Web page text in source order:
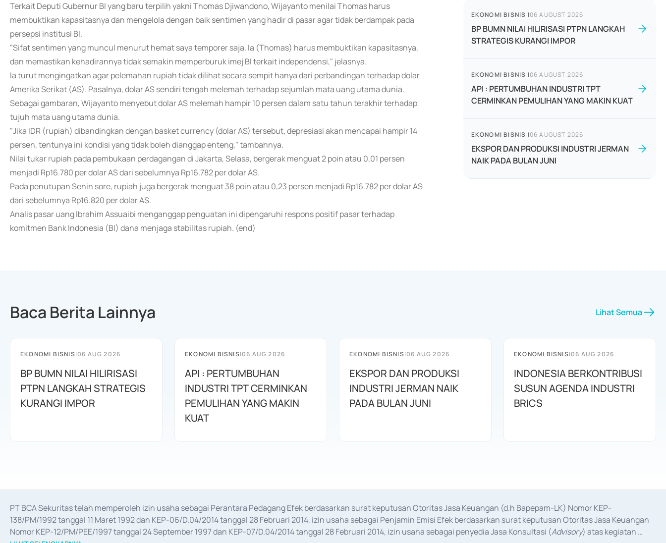
Terkait Deputi Gubernur BI yang baru terpilih yakni Thomas Djiwandono, Wijayanto menilai Thomas harus
membuktikan kapasitasnya dan mengelola dengan baik sentimen yang hadir di pasar agar tidak berdampak pada
persepsi institusi BI.
"Sifat sentimen yang muncul menurut hemat saya temporer saja. Ia (Thomas) harus membuktikan kapasitasnya,
dan memastikan kehadirannya tidak semakin memperburuk imej BI terkait independensi," jelasnya.
Ia turut mengingatkan agar pelemahan rupiah tidak dilihat secara sempit hanya dari perbandingan terhadap dolar
Amerika Serikat (AS). Pasalnya, dolar AS sendiri tengah melemah terhadap sejumlah mata uang utama dunia.
Sebagai gambaran, Wijayanto menyebut dolar AS melemah hampir 10 persen dalam satu tahun terakhir terhadap
tujuh mata uang utama dunia.
"Jika IDR (rupiah) dibandingkan dengan basket currency (dolar AS) tersebut, depresiasi akan mencapai hampir 14
persen, tentunya ini kondisi yang tidak boleh dianggap enteng," tambahnya.
Nilai tukar rupiah pada pembukaan perdagangan di Jakarta, Selasa, bergerak menguat 2 poin atau 0,01 persen
menjadi Rp16.780 per dolar AS dari sebelumnya Rp16.782 per dolar AS.
Pada penutupan Senin sore, rupiah juga bergerak menguat 38 poin atau 0,23 persen menjadi Rp16.782 per dolar AS
dari sebelumnya Rp16.820 per dolar AS.
Analis pasar uang Ibrahim Assuaibi menganggap penguatan ini dipengaruhi respons positif pasar terhadap
komitmen Bank Indonesia (BI) dana menjaga stabilitas rupiah. (end)
EKONOMI BISNIS |06 AUGUST 2026
BP BUMN NILAI HILIRISASI PTPN LANGKAH
STRATEGIS KURANGI IMPOR
EKONOMI BISNIS |06 AUGUST 2026
API : PERTUMBUHAN INDUSTRI TPT
CERMINKAN PEMULIHAN YANG MAKIN KUAT
EKONOMI BISNIS |06 AUGUST 2026
EKSPOR DAN PRODUKSI INDUSTRI JERMAN
NAIK PADA BULAN JUNI
Baca Berita Lainnya Lihat Semua
EKONOMI BISNIS|06 AUG 2026
BP BUMN NILAI HILIRISASI
PTPN LANGKAH STRATEGIS
KURANGI IMPOR
EKONOMI BISNIS|06 AUG 2026
API : PERTUMBUHAN
INDUSTRI TPT CERMINKAN
PEMULIHAN YANG MAKIN
KUAT
EKONOMI BISNIS|06 AUG 2026
EKSPOR DAN PRODUKSI
INDUSTRI JERMAN NAIK
PADA BULAN JUNI
EKONOMI BISNIS|06 AUG 2026
INDONESIA BERKONTRIBUSI
SUSUN AGENDA INDUSTRI
BRICS
PT BCA Sekuritas telah memperoleh izin usaha sebagai Perantara Pedagang Efek berdasarkan surat keputusan Otoritas Jasa Keuangan (d.h Bapepam-LK) Nomor KEP-
138/PM/1992 tanggal 11 Maret 1992 dan KEP-06/D.04/2014 tanggal 28 Februari 2014, izin usaha sebagai Penjamin Emisi Efek berdasarkan surat keputusan Otoritas Jasa Keuangan
Nomor KEP-12/PM/PEE/1997 tanggal 24 September 1997 dan KEP-07/D.04/2014 tanggal 28 Februari 2014, izin usaha sebagai penyedia Jasa Konsultasi (Advisory) atas kegiatan